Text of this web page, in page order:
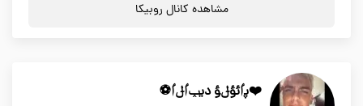
مشاهده کانال روبیکا
❤️پٵئؤݪؤ ديݕٵݪٵ⚽️